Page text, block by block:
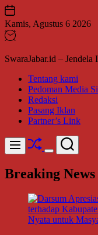
Skip
to
content
Kamis, Agustus 6 2026
SwaraJabar.id – Jendela
Tentang kami
Pedoman Media
Redaksi
Pasang Iklan
Partner’s Link
Menu Shuffle
Switch
mode
Search
Breaking News